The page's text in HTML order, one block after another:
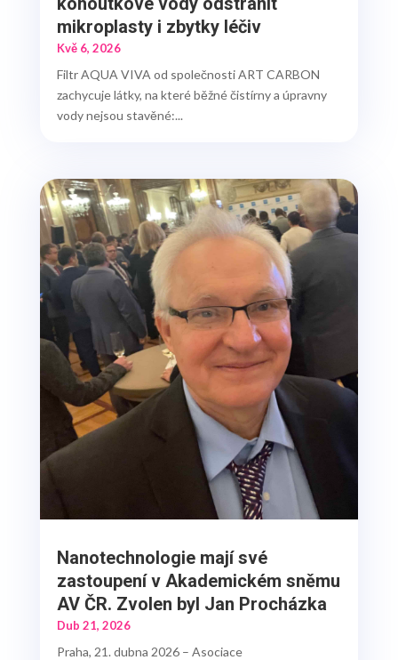
mikroplasty i zbytky léčiv
Kvě 6, 2026
Filtr AQUA VIVA od společnosti ART CARBON
zachycuje látky, na které běžné čistírny a úpravny
vody nejsou stavěné:...
Nanotechnologie mají své
zastoupení v Akademickém sněmu
AV ČR. Zvolen byl Jan Procházka
Dub 21, 2026
Praha, 21. dubna 2026 – Asociace